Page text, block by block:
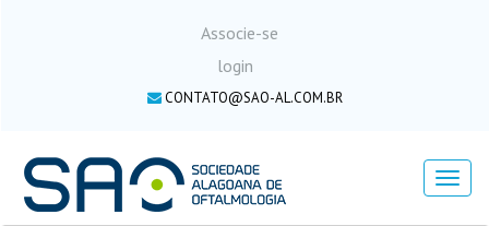
Associe-se
login
CONTATO@SAO-AL.COM.BR
Menu